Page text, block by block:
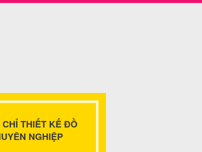
THIẾT KẾ ĐỒ
NGHIỆP